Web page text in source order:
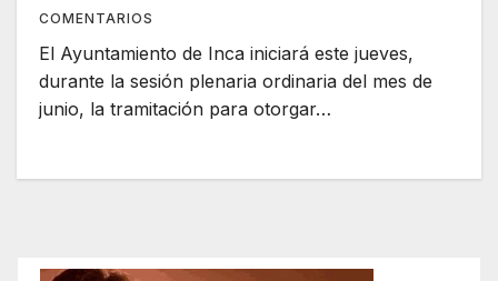
COMENTARIOS
El Ayuntamiento de Inca iniciará este jueves,
durante la sesión plenaria ordinaria del mes de
junio, la tramitación para otorgar…